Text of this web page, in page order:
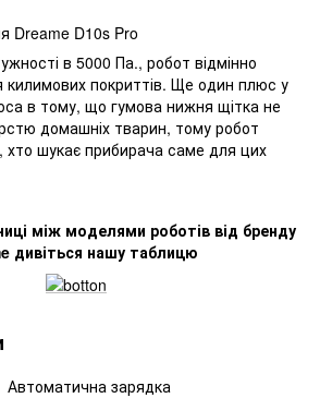
в 5000 Па., робот відмінно
килимових покриттів. Ще один плюс у
в тому, що гумова нижня щітка не
домашніх тварин, тому робот
хто шукає прибирача саме для цих
між моделями роботів від бренду
дивіться нашу таблицю
Автоматична зарядка